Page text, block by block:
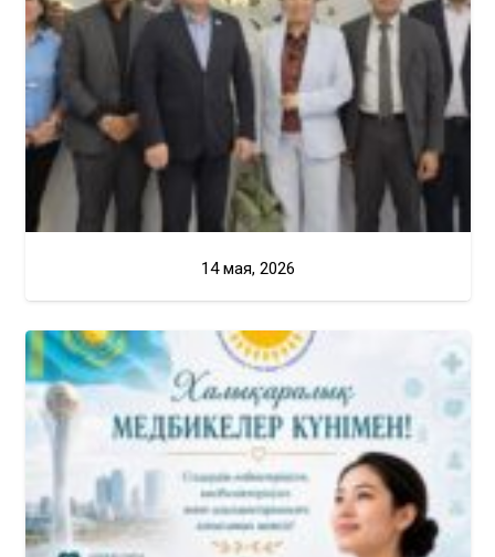
14 мая, 2026